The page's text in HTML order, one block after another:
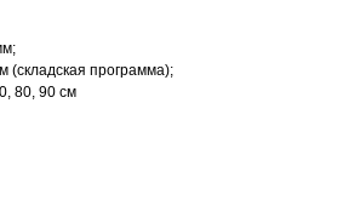
(складская программа);
80, 90 см